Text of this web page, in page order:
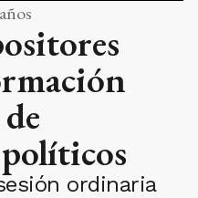
ordinaria